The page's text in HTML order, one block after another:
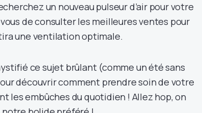
un nouveau pulseur d’air pour votre
de consulter les meilleures ventes pour
une ventilation optimale.
ce sujet brûlant (comme un été sans
découvrir comment prendre soin de votre
les embûches du quotidien ! Allez hop, on